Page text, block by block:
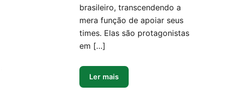
brasileiro, transcendendo a
mera função de apoiar seus
times. Elas são protagonistas
em […]
Ler mais